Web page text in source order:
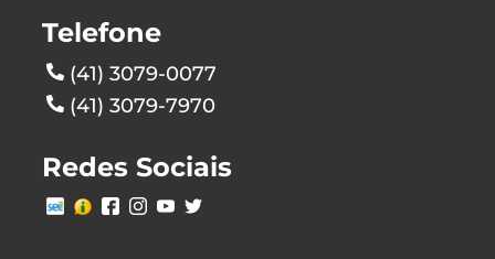
Telefone
(41) 3079-0077
(41) 3079-7970
Redes Sociais